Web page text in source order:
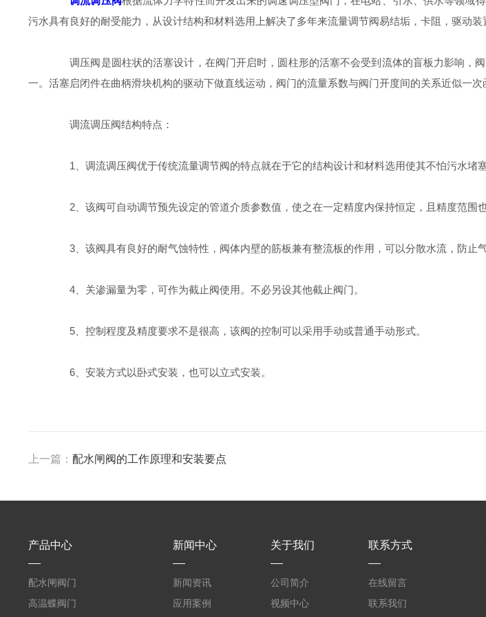
污水具有良好的耐受能力，从设计结构和材料选用上解决了多年来流量调节阀易结垢，卡阻，驱动装
调压阀是圆柱状的活塞设计，在阀门开启时，圆柱形的活塞不会受到流体的盲板力影响，
一。活塞启闭件在曲柄滑块机构的驱动下做直线运动，阀门的流量系数与阀门开度间的关系近似一次
调流调压阀结构特点：
1、调流调压阀优于传统流量调节阀的特点就在于它的结构设计和材料选用使其不怕污水堵
2、该阀可自动调节预先设定的管道介质参数值，使之在一定精度内保持恒定，且精度范围也
3、该阀具有良好的耐气蚀特性，阀体内壁的筋板兼有整流板的作用，可以分散水流，防止
4、关渗漏量为零，可作为截止阀使用。不必另设其他截止阀门。
5、控制程度及精度要求不是很高，该阀的控制可以采用手动或普通手动形式。
6、安装方式以卧式安装，也可以立式安装。
上一篇： 配水闸阀的工作原理和安装要点
产品中心
配水闸阀门
高温蝶阀门
新闻中心
新闻资讯
应用案例
关于我们
公司简介
视频中心
联系方式
在线留言
联系我们